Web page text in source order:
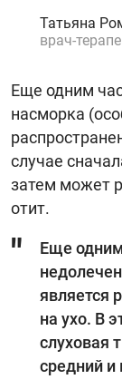
Татьяна
врач-
Еще одним
насморка
случае
затем может
отит.
Еще
является
на ухо. В
слуховая
средний и